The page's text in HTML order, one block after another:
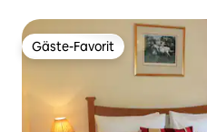
Gäste-Favorit
Gäste-Favorit